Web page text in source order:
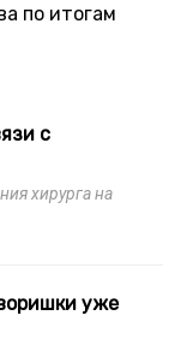
по итогам
с
хирурга на
уже